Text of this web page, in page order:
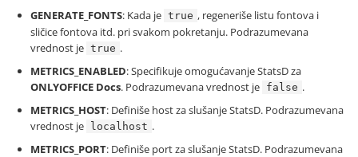
GENERATE_FONTS: Kada je true , regeneriše listu fontova i
sličice fontova itd. pri svakom pokretanju. Podrazumevana
vrednost je true .
METRICS_ENABLED: Specifikuje omogućavanje StatsD za
ONLYOFFICE Docs. Podrazumevana vrednost je false .
METRICS_HOST: Definiše host za slušanje StatsD. Podrazumevana
vrednost je
localhost .
METRICS_PORT: Definiše port za slušanje StatsD. Podrazumevana